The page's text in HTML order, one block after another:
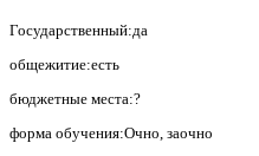
Государственный:да
общежитие:есть
бюджетные места:?
форма обучения:Очно, заочно